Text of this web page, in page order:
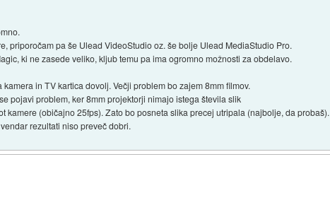
priporočam pa še Ulead VideoStudio oz. še bolje Ulead MediaStudio Pro.
ki ne zasede veliko, kljub temu pa ima ogromno možnosti za obdelavo.
in TV kartica dovolj. Večji problem bo zajem 8mm filmov.
pojavi problem, ker 8mm projektorji nimajo istega števila slik
kamere (običajno 25fps). Zato bo posneta slika precej utripala (najbolje, da probaš).
rezultati niso preveč dobri.